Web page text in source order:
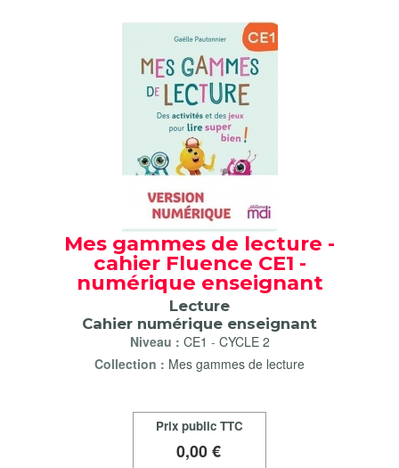
Mes gammes de lecture -
cahier Fluence CE1 -
numérique enseignant
Lecture
Cahier numérique enseignant
Niveau : CE1 - CYCLE 2
Collection : Mes gammes de lecture
Prix public TTC
0,00 €